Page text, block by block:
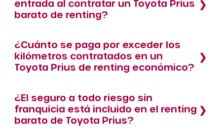
entrada al contratar un Toyota Prius
barato de renting?
¿Cuánto se paga por exceder los
kilómetros contratados en un
Toyota Prius de renting económico?
¿El seguro a todo riesgo sin
franquicia está incluido en el renting
barato de Toyota Prius?